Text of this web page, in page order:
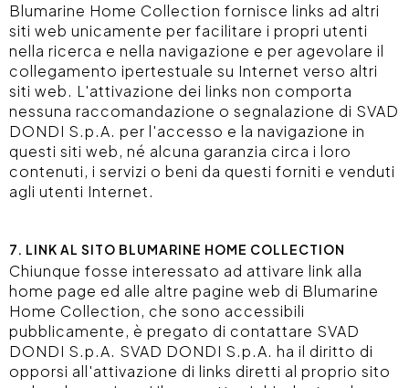
Blumarine Home Collection fornisce links ad altri
siti web unicamente per facilitare i propri utenti
nella ricerca e nella navigazione e per agevolare il
collegamento ipertestuale su Internet verso altri
siti web. L'attivazione dei links non comporta
nessuna raccomandazione o segnalazione di SVAD
DONDI S.p.A. per l'accesso e la navigazione in
questi siti web, né alcuna garanzia circa i loro
contenuti, i servizi o beni da questi forniti e venduti
agli utenti Internet.
7. LINK AL SITO BLUMARINE HOME COLLECTION
Chiunque fosse interessato ad attivare link alla
home page ed alle altre pagine web di Blumarine
Home Collection, che sono accessibili
pubblicamente, è pregato di contattare SVAD
DONDI S.p.A. SVAD DONDI S.p.A. ha il diritto di
opporsi all'attivazione di links diretti al proprio sito